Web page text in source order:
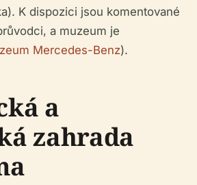
K dispozici jsou komentované
a muzeum je
Mercedes-Benz).
a
zahrada